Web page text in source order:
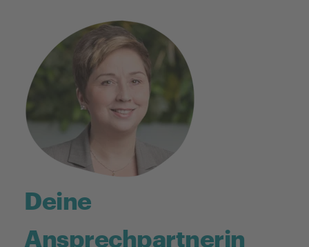
Deine
Ansprechpartnerin